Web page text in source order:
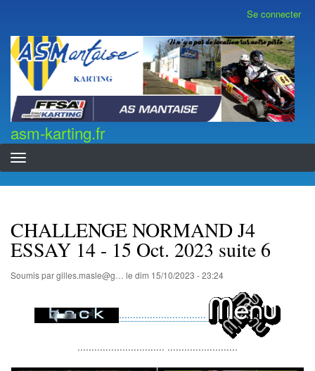
contenu
principal
compte
de
l'utilisateur
Se connecter
asm-karting.fr
asm-karting.fr
CHALLENGE NORMAND J4
ESSAY 14 - 15 Oct. 2023 suite 6
Soumis pargilles.masle@g… le dim 15/10/2023 - 23:24
...............................
............................... .........................